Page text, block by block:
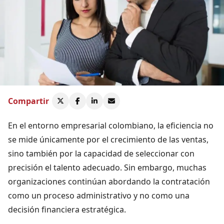
Compartir
En el entorno empresarial colombiano, la eficiencia no
se mide únicamente por el crecimiento de las ventas,
sino también por la capacidad de seleccionar con
precisión el talento adecuado. Sin embargo, muchas
organizaciones continúan abordando la contratación
como un proceso administrativo y no como una
decisión financiera estratégica.